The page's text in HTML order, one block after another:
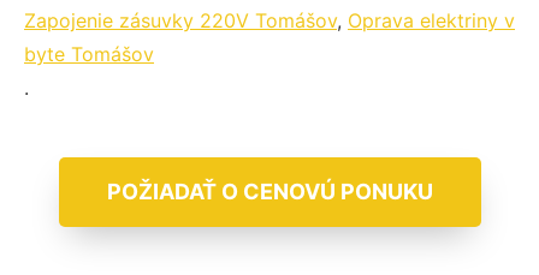
Zapojenie zásuvky 220V Tomášov, Oprava elektriny v
byte Tomášov
.
POŽIADAŤ O CENOVÚ PONUKU